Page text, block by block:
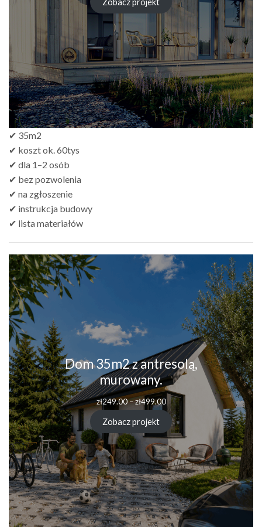
zł249.00
zł499.00
✔ 35m2
✔ koszt ok. 60tys
✔ dla 1–2 osób
✔ bez pozwolenia
✔ na zgłoszenie
✔ instrukcja budowy
✔ lista materiałów
Dom 35m2 z antresolą,
murowany.
zł249.00–zł499.00Zakres
cen:
od
zł249.00
do
zł499.00
Zobacz projekt